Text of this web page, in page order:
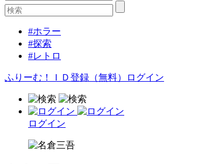
#ホラー
#探索
#レトロ
ふりーむ！ＩＤ登録（無料） ログイン
ログイン